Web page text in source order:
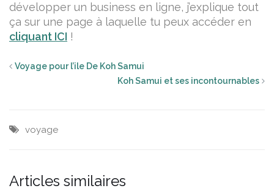
développer un business en ligne, j’explique tout
ça sur une page à laquelle tu peux accéder en
cliquant ICI !
Voyage pour l’ile De Koh Samui
Koh Samui et ses incontournables
voyage
Articles similaires